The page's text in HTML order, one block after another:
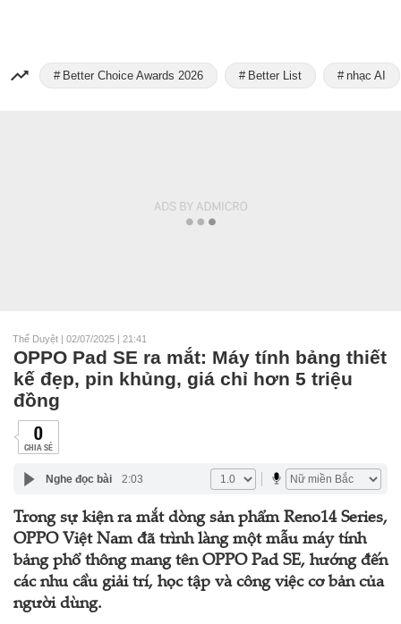
Better Choice Awards 2026 Better List nhạc AI
Thế Duyệt | 02/07/2025 | 21:41
OPPO Pad SE ra mắt: Máy tính bảng thiết
kế đẹp, pin khủng, giá chỉ hơn 5 triệu
đồng
0
CHIA SẺ
Nghe đọc bài 2:03
Trong sự kiện ra mắt dòng sản phẩm Reno14 Series,
OPPO Việt Nam đã trình làng một mẫu máy tính
bảng phổ thông mang tên OPPO Pad SE, hướng đến
các nhu cầu giải trí, học tập và công việc cơ bản của
người dùng.